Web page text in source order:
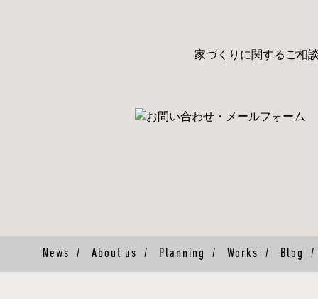
家づくりに関するご相
News / About us / Planning / Works / Blog